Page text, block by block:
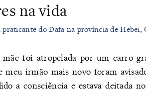
na vida
do Dafa na província de Hebei,
foi atropelada por um carro
meu irmão mais novo foram
a consciência e estava deitada